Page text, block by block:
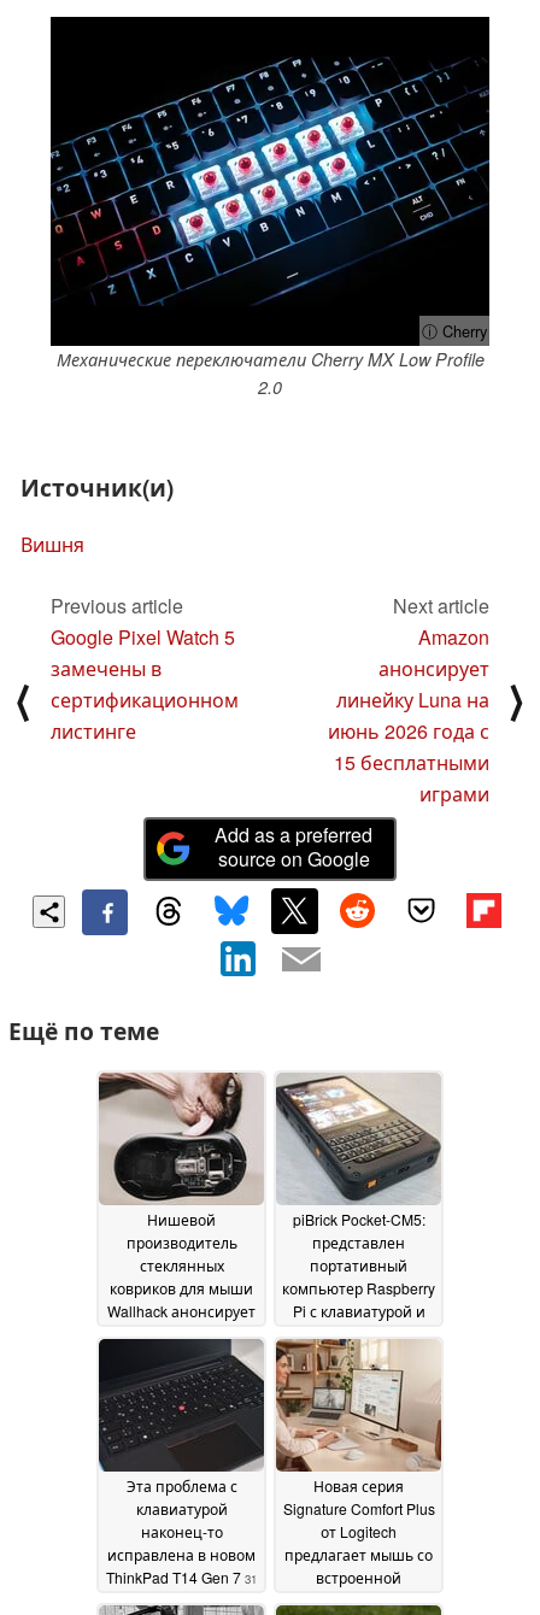
ⓘ Cherry
Механические переключатели Cherry MX Low Profile
2.0
Источник(и)
Вишня
⟨
Previous article
Google Pixel Watch 5
замечены в
сертификационном
листинге
Next article
Amazon
анонсирует
линейку Luna на
июнь 2026 года с
15 бесплатными
играми
⟩
Add as a preferred
source on Google
Ещё по теме
Нишевой
производитель
стеклянных
ковриков для мыши
Wallhack анонсирует
мышь со сменными
батареями и
клавиатуру
размером 65% 22 July
2026
piBrick Pocket-CM5:
представлен
портативный
компьютер Raspberry
Pi с клавиатурой и
AMOLED-дисплеем01
June 2026
Эта проблема с
клавиатурой
наконец-то
исправлена в новом
ThinkPad T14 Gen 7 31
May 2026
Новая серия
Signature Comfort Plus
от Logitech
предлагает мышь со
встроенной
подушкой для